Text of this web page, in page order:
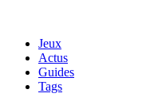
Jeux
Actus
Guides
Tags